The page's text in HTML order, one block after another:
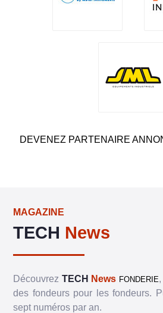
DEVENEZ PARTENAIRE
TECH News
MAGAZINE
Découvrez TECH News FONDERIE
des fondeurs pour les fondeurs.
sept numéros par an.